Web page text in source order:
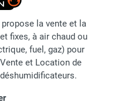
propose la vente et la
fixes, à air chaud ou
fuel, gaz) pour
et Location de